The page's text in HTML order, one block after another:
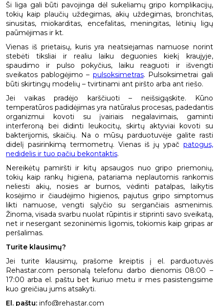
Ši liga gali būti pavojinga dėl sukeliamų gripo komplikacijų,
tokių kaip plaučių uždegimas, akių uždegimas, bronchitas,
sinusitas, miokarditas, encefalitas, meningitas, lėtinių ligų
paūmėjimas ir kt.
Vienas iš prietaisų, kuris yra neatsiejamas namuose norint
stebėti tiksliai ir realiu laiku deguonies kiekį kraujyje,
spaudimo ir pulso pokyčius, laiku reaguoti ir išvengti
sveikatos pablogėjimo – pulsoksimetras. Pulsoksimetrai gali
būti skirtingų modelių – tvirtinami ant piršto arba ant riešo.
Jei vaikas pradėjo karščiuoti – neišsigąskite. Kūno
temperatūros padidėjimas yra natūralus procesas, padedantis
organizmui kovoti su įvairiais negalavimais, gaminti
interferoną bei didinti leukocitų, skirtų aktyviai kovoti su
bakterijomis, skaičių. Na o mūsų parduotuvėje galite rasti
didelį pasirinkimą termometrų. Vienas iš jų ypač patogus,
nedidelis ir tuo pačiu bekontaktis.
Nereikėtų pamiršti ir kitų apsaugos nuo gripo priemonių,
tokių kaip rankų higiena, patariama neplautomis rankomis
neliesti akių, nosies ar burnos, vėdinti patalpas, laikytis
kosėjimo ir čiaudėjimo higienos, pajutus gripo simptomus
likti namuose, vengti sąlyčio su sergančiais asmenimis.
Žinoma, visada svarbu nuolat rūpintis ir stiprinti savo sveikatą,
net ir nesergant sezoninėmis ligomis, tokiomis kaip gripas ar
peršalimas.
Turite klausimų?
Jei turite klausimų, prašome kreiptis į el. parduotuvės
Rehastar.com personalą telefonu darbo dienomis 08:00 –
17:00 arba el. paštu bet kuriuo metu ir mes pasistengsime
kuo greičiau jums atsakyti.
El. paštu: info@rehastar.com